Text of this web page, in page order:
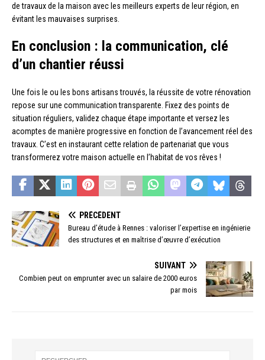
de travaux de la maison avec les meilleurs experts de leur région, en
évitant les mauvaises surprises.
En conclusion : la communication, clé
d’un chantier réussi
Une fois le ou les bons artisans trouvés, la réussite de votre rénovation
repose sur une communication transparente. Fixez des points de
situation réguliers, validez chaque étape importante et versez les
acomptes de manière progressive en fonction de l’avancement réel des
travaux. C’est en instaurant cette relation de partenariat que vous
transformerez votre maison actuelle en l’habitat de vos rêves !
PRÉCÉDENT
Bureau d’étude à Rennes : valoriser l’expertise en ingénierie
des structures et en maîtrise d’œuvre d’exécution
SUIVANT
Combien peut on emprunter avec un salaire de 2000 euros
par mois